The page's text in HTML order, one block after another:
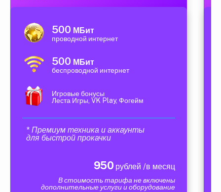
500 МБит
проводной интернет
500 МБит
беспроводной интернет
Игровые бонусы
Леста Игры, VK Play, Фогейм
* Премиум техника и аккаунты
для быстрой прокачки
950 рублей /в месяц
В стоимость тарифа не включены
дополнительные услуги и оборудование